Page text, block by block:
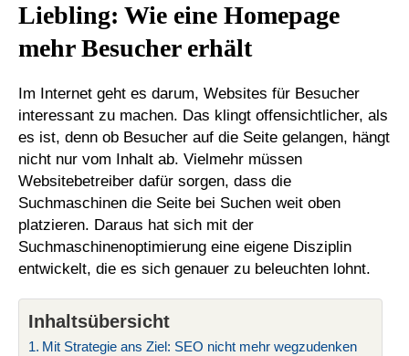
Liebling: Wie eine Homepage
mehr Besucher erhält
Im Internet geht es darum, Websites für Besucher
interessant zu machen. Das klingt offensichtlicher, als
es ist, denn ob Besucher auf die Seite gelangen, hängt
nicht nur vom Inhalt ab. Vielmehr müssen
Websitebetreiber dafür sorgen, dass die
Suchmaschinen die Seite bei Suchen weit oben
platzieren. Daraus hat sich mit der
Suchmaschinenoptimierung eine eigene Disziplin
entwickelt, die es sich genauer zu beleuchten lohnt.
Inhaltsübersicht
Mit Strategie ans Ziel: SEO nicht mehr wegzudenken